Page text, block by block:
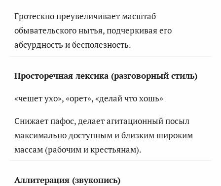
Гротескно преувеличивает масштаб
обывательского нытья, подчеркивая его
абсурдность и бесполезность.
Просторечная лексика (разговорный стиль)
«чешет ухо», «орет», «делай что хошь»
Снижает пафос, делает агитационный посыл
максимально доступным и близким широким
массам (рабочим и крестьянам).
Аллитерация (звукопись)